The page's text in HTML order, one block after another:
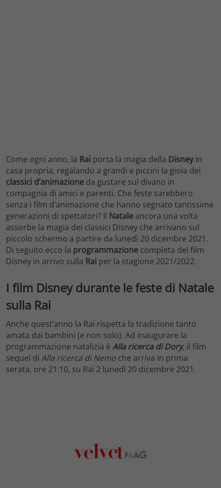
Come ogni anno, la Rai porta la magia della Disneyin
casa propria, regalando a grandi e piccini la gioia dei
classici d’animazione da gustare sul divano in
compagnia di amici e parenti. Che feste sarebbero
senza i film d’animazione che hanno segnato tantissime
generazioni di spettatori? Il Natale ancora una volta
assorbe la magia dei classici Disney che arrivano sul
piccolo schermo a partire da lunedì 20 dicembre 2021.
Di seguito ecco la programmazione completa dei film
Disney in arrivo sulla Rai per la stagione 2021/2022.
I film Disney durante le feste di Natale
sulla Rai
Anche quest’anno la Rai rispetta la tradizione tanto
amata dai bambini (e non solo). Ad inaugurare la
programmazione natalizia è Alla ricerca di Dory, il film
sequel di Alla ricerca di Nemo che arriva in prima
serata, ore 21:10, su Rai 2 lunedì 20 dicembre 2021.